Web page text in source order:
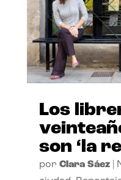
Los
son ‘la
por Clara Sáez|